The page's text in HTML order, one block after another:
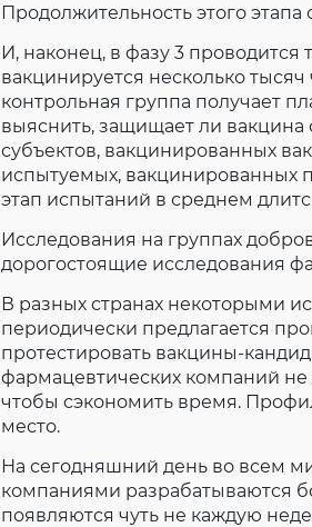
Продолжительность этого этапа
И, наконец, в фазу 3
вакцинируется несколько
контрольная группа получает
выяснить, защищает ли вакцина
субъектов, вакцинированных
испытуемых, вакцинированных
этап испытаний в среднем
Исследования на группах
дорогостоящие исследования
В разных странах некоторыми
периодически предлагается
протестировать вакцины-
фармацевтических компаний не
чтобы сэкономить время.
место.
На сегодняшний день во всем
компаниями разрабатываются
появляются чуть не каждую